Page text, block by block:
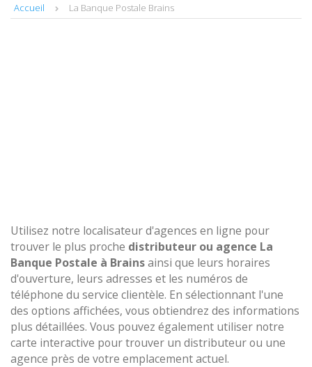
Accueil La Banque Postale Brains
Utilisez notre localisateur d'agences en ligne pour
trouver le plus proche distributeur ou agence La
Banque Postale à Brainsainsi que leurs horaires
d'ouverture, leurs adresses et les numéros de
téléphone du service clientèle. En sélectionnant l'une
des options affichées, vous obtiendrez des informations
plus détaillées. Vous pouvez également utiliser notre
carte interactive pour trouver un distributeur ou une
agence près de votre emplacement actuel.